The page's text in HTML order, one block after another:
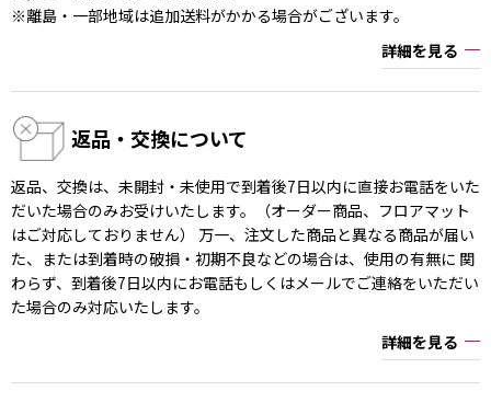
※離島・一部地域は追加送料がかかる場合がございます。
詳細を見る
返品・交換について
返品、交換は、未開封・未使用で到着後7日以内に直接お電話をいた
だいた場合のみお受けいたします。（オーダー商品、フロアマット
はご対応しておりません） 万一、注文した商品と異なる商品が届い
た、または到着時の破損・初期不良などの場合は、使用の有無に 関
わらず、到着後7日以内にお電話もしくはメールでご連絡をいただい
た場合のみ対応いたします。
詳細を見る